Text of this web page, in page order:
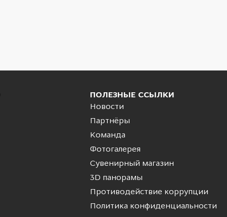
ПОЛЕЗНЫЕ ССЫЛКИ
Новости
Партнёры
Команда
Фотогалерея
Сувенирный магазин
3D панорамы
Противодействие коррупции
Политика конфиденциальности